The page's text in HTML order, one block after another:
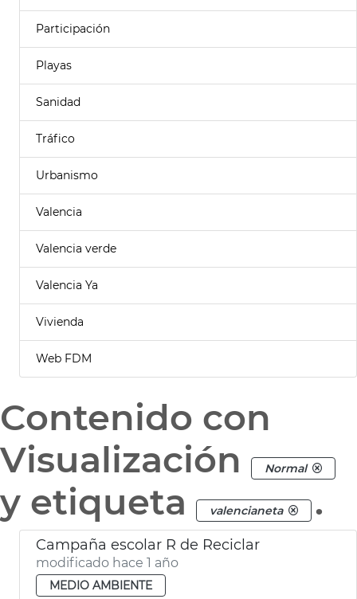
Participación
Playas
Sanidad
Tráfico
Urbanismo
Valencia
Valencia verde
Valencia Ya
Vivienda
Web FDM
Contenido con
Visualización
Normal
y etiqueta valencianeta .
Campaña escolar R de Reciclar
modificado hace 1 año
MEDIO AMBIENTE